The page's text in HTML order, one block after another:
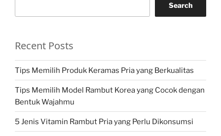
Search
Recent Posts
Tips Memilih Produk Keramas Pria yang Berkualitas
Tips Memilih Model Rambut Korea yang Cocok dengan
Bentuk Wajahmu
5 Jenis Vitamin Rambut Pria yang Perlu Dikonsumsi